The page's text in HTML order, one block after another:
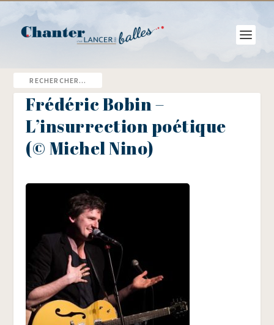
Frédéric Bobin –
L’insurrection poétique
(© Michel Nino)